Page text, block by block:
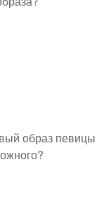
образ певицы